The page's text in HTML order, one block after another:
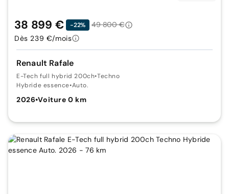
Renault Rafale
E-Tech full hybrid 200ch•Techno
Hybride essence•Auto.
2026•Voiture 0 km
38 899 € -22%
49 800 €
Dès 239 €/mois